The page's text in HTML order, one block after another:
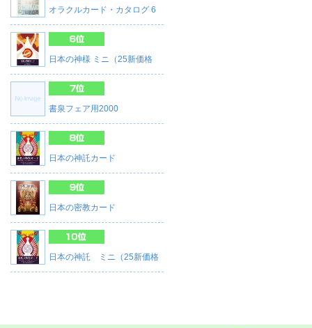
オラクルカード・カタログ 6
日本の神様 ミニ（25新価格
書泉フェア用2000
日本の神託カード
日本の密教カード
日本の神託 ミニ（25新価格